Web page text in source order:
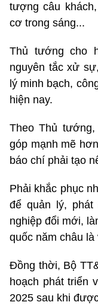
tượng câu
cơ trong sáng...
Thủ tướng cho
nguyên tắc xử
lý minh bạch,
hiện nay.
Theo Thủ
góp mạnh mẽ
báo chí phải tạo
Phải khắc phục
để quản lý,
nghiệp đổi mới,
quốc năm châu là
Đồng thời, Bộ
hoạch phát triển
2025 sau khi